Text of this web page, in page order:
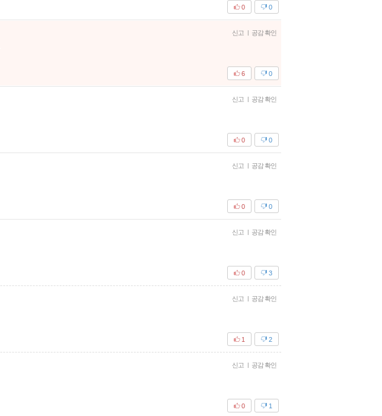
0
0
신고 | 공감 확인
0
6
신고 | 공감 확인
0
0
신고 | 공감 확인
0
0
신고 | 공감 확인
3
0
신고 | 공감 확인
2
1
신고 | 공감 확인
1
0